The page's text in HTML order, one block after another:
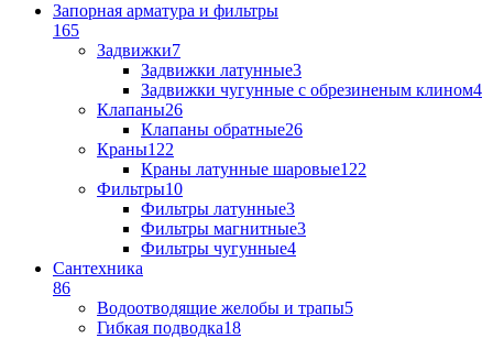
Запорная арматура и фильтры
165
Задвижки7
Задвижки латунные3
Задвижки чугунные с обрезиненым клином4
Клапаны26
Клапаны обратные26
Краны122
Краны латунные шаровые122
Фильтры10
Фильтры латунные3
Фильтры магнитные3
Фильтры чугунные4
Сантехника
86
Водоотводящие желобы и трапы5
Гибкая подводка18